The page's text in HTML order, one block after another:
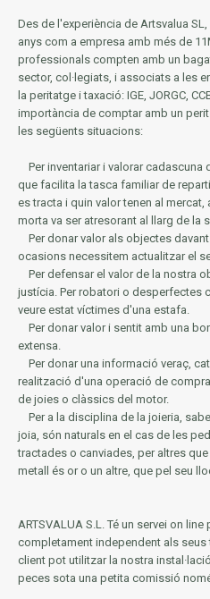
Des de l'experiència de Artsvalua
anys com a empresa amb més de
professionals compten amb un
sector, col·legiats, i associats a les
la peritatge i taxació: IGE, JORGC,
importància de comptar amb un
les següents situacions:
Per inventariar i valorar
que facilita la tasca familiar de
es tracta i quin valor tenen al
morta va ser atresorant al llarg de la
Per donar valor als objectes
ocasions necessitem actualitzar el
Per defensar el valor de la nostra
justícia. Per robatori o desperfectes
veure estat víctimes d'una estafa.
Per donar valor i sentit amb una
extensa.
Per donar una informació veraç,
realització d'una operació de
de joies o clàssics del motor.
Per a la disciplina de la joieria,
joia, són naturals en el cas de les
tractades o canviades, per altres
metall és or o un altre, que pel seu
ARTSVALUA S.L. Té un servei on line
completament independent als seus
client pot utilitzar la nostra
peces sota una petita comissió